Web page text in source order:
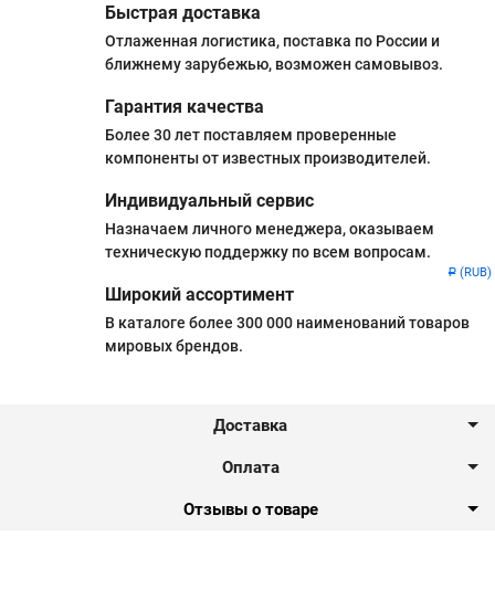
Р (RUB)
Быстрая доставка
Отлаженная логистика, поставка по России и
ближнему зарубежью, возможен самовывоз.
Гарантия качества
Более 30 лет поставляем проверенные
компоненты от известных производителей.
Индивидуальный сервис
Назначаем личного менеджера, оказываем
техническую поддержку по всем вопросам.
Широкий ассортимент
В каталоге более 300 000 наименований товаров
мировых брендов.
Доставка
Оплата
Отзывы о товаре